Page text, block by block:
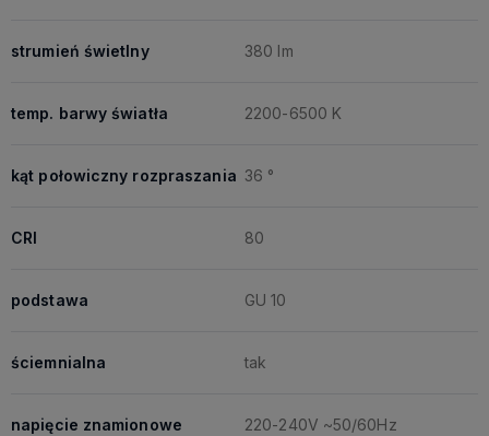
strumień świetlny 380 lm
temp. barwy światła 2200-6500 K
kąt połowiczny rozpraszania 36 °
CRI 80
podstawa GU 10
ściemnialna tak
napięcie znamionowe 220-240V ~50/60Hz